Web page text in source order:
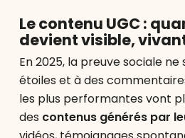
Le contenu UGC :
devient visible,
En 2025, la preuve sociale ne
étoiles et à des
les plus performantes vont
des contenus générés par